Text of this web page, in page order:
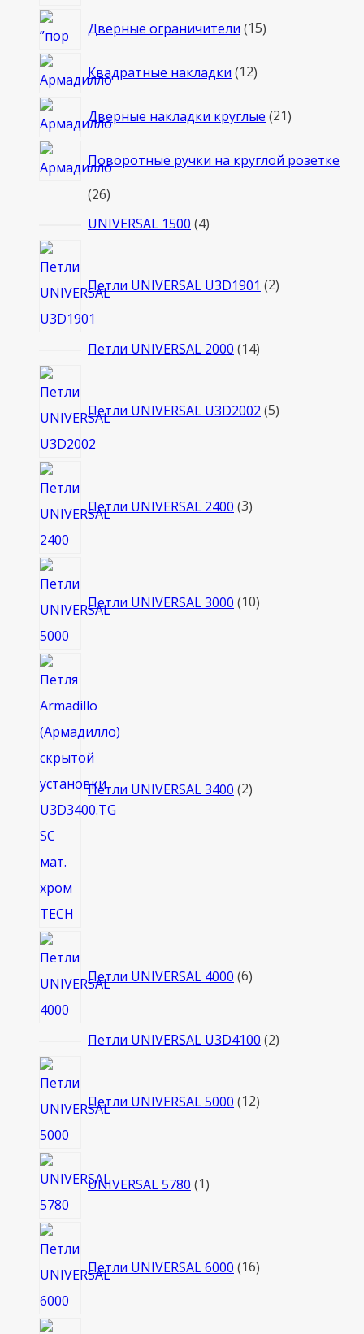
Дверные ограничители 1515
Квадратные накладки 1212
Дверные накладки круглые 2121
Поворотные ручки на круглой розетке
2626
товаров
UNIVERSAL 1500 44
Петли UNIVERSAL U3D1901 2товара
Петли UNIVERSAL 2000 1414
Петли UNIVERSAL U3D2002 5товаров
Петли UNIVERSAL 2400 3товара
Петли UNIVERSAL 3000 10товаров
Петли UNIVERSAL 3400 2
Петли UNIVERSAL 4000 6товаров
Петли UNIVERSAL U3D4100 22
Петли UNIVERSAL 5000 12товаров
UNIVERSAL 5780 1товар
Петли UNIVERSAL 6000 16товаров